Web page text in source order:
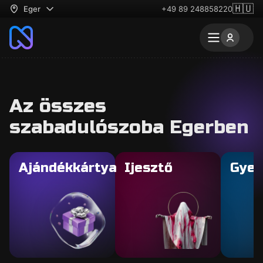
Eger +49 89 248858220🇭🇺
Az összes
szabadulószoba Egerben
Ajándékkártya Ijesztő